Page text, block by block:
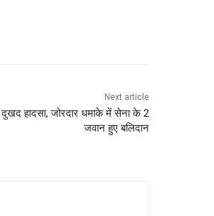
Next article
हादसा, जोरदार धमाके में सेना के 2
जवान हुए बलिदान